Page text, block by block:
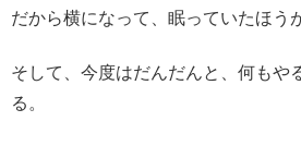
だから横になって、眠っていたほう
そして、今度はだんだんと、何もや
る。